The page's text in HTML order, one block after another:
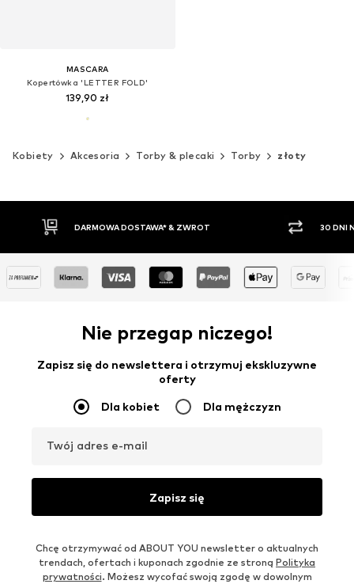
MASCARA
Kopertówka 'LETTER FOLD'
139,90 zł
Kobiety Akcesoria Torby & plecaki Torby złoty
30 DNI NA ZWROT TOWARU
Nie przegap niczego!
Zapisz się do newslettera i otrzymuj ekskluzywne
oferty
Dla kobiet Dla mężczyzn
Twój adres e-mail
Zapisz się
Chcę otrzymywać od ABOUT YOU newsletter o aktualnych
trendach, ofertach i kuponach zgodnie ze stroną Polityka
prywatności. Możesz wycofać swoją zgodę w dowolnym